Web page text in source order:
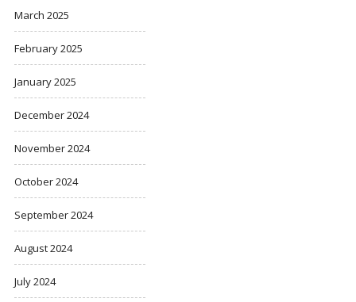
March 2025
February 2025
January 2025
December 2024
November 2024
October 2024
September 2024
August 2024
July 2024